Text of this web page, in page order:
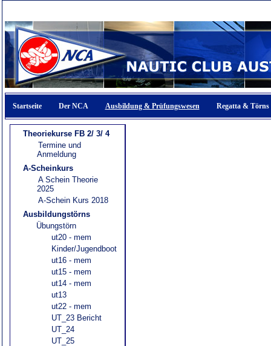
Startseite Der NCA Ausbildung & Prüfungswesen Regatta & Törns
Theoriekurse FB 2/ 3/ 4
Termine und
Anmeldung
A-Scheinkurs
A Schein Theorie
2025
A-Schein Kurs 2018
Ausbildungstörns
Übungstörn
ut20 - mem
Kinder/Jugendboot
ut16 - mem
ut15 - mem
ut14 - mem
ut13
ut22 - mem
UT_23 Bericht
UT_24
UT_25